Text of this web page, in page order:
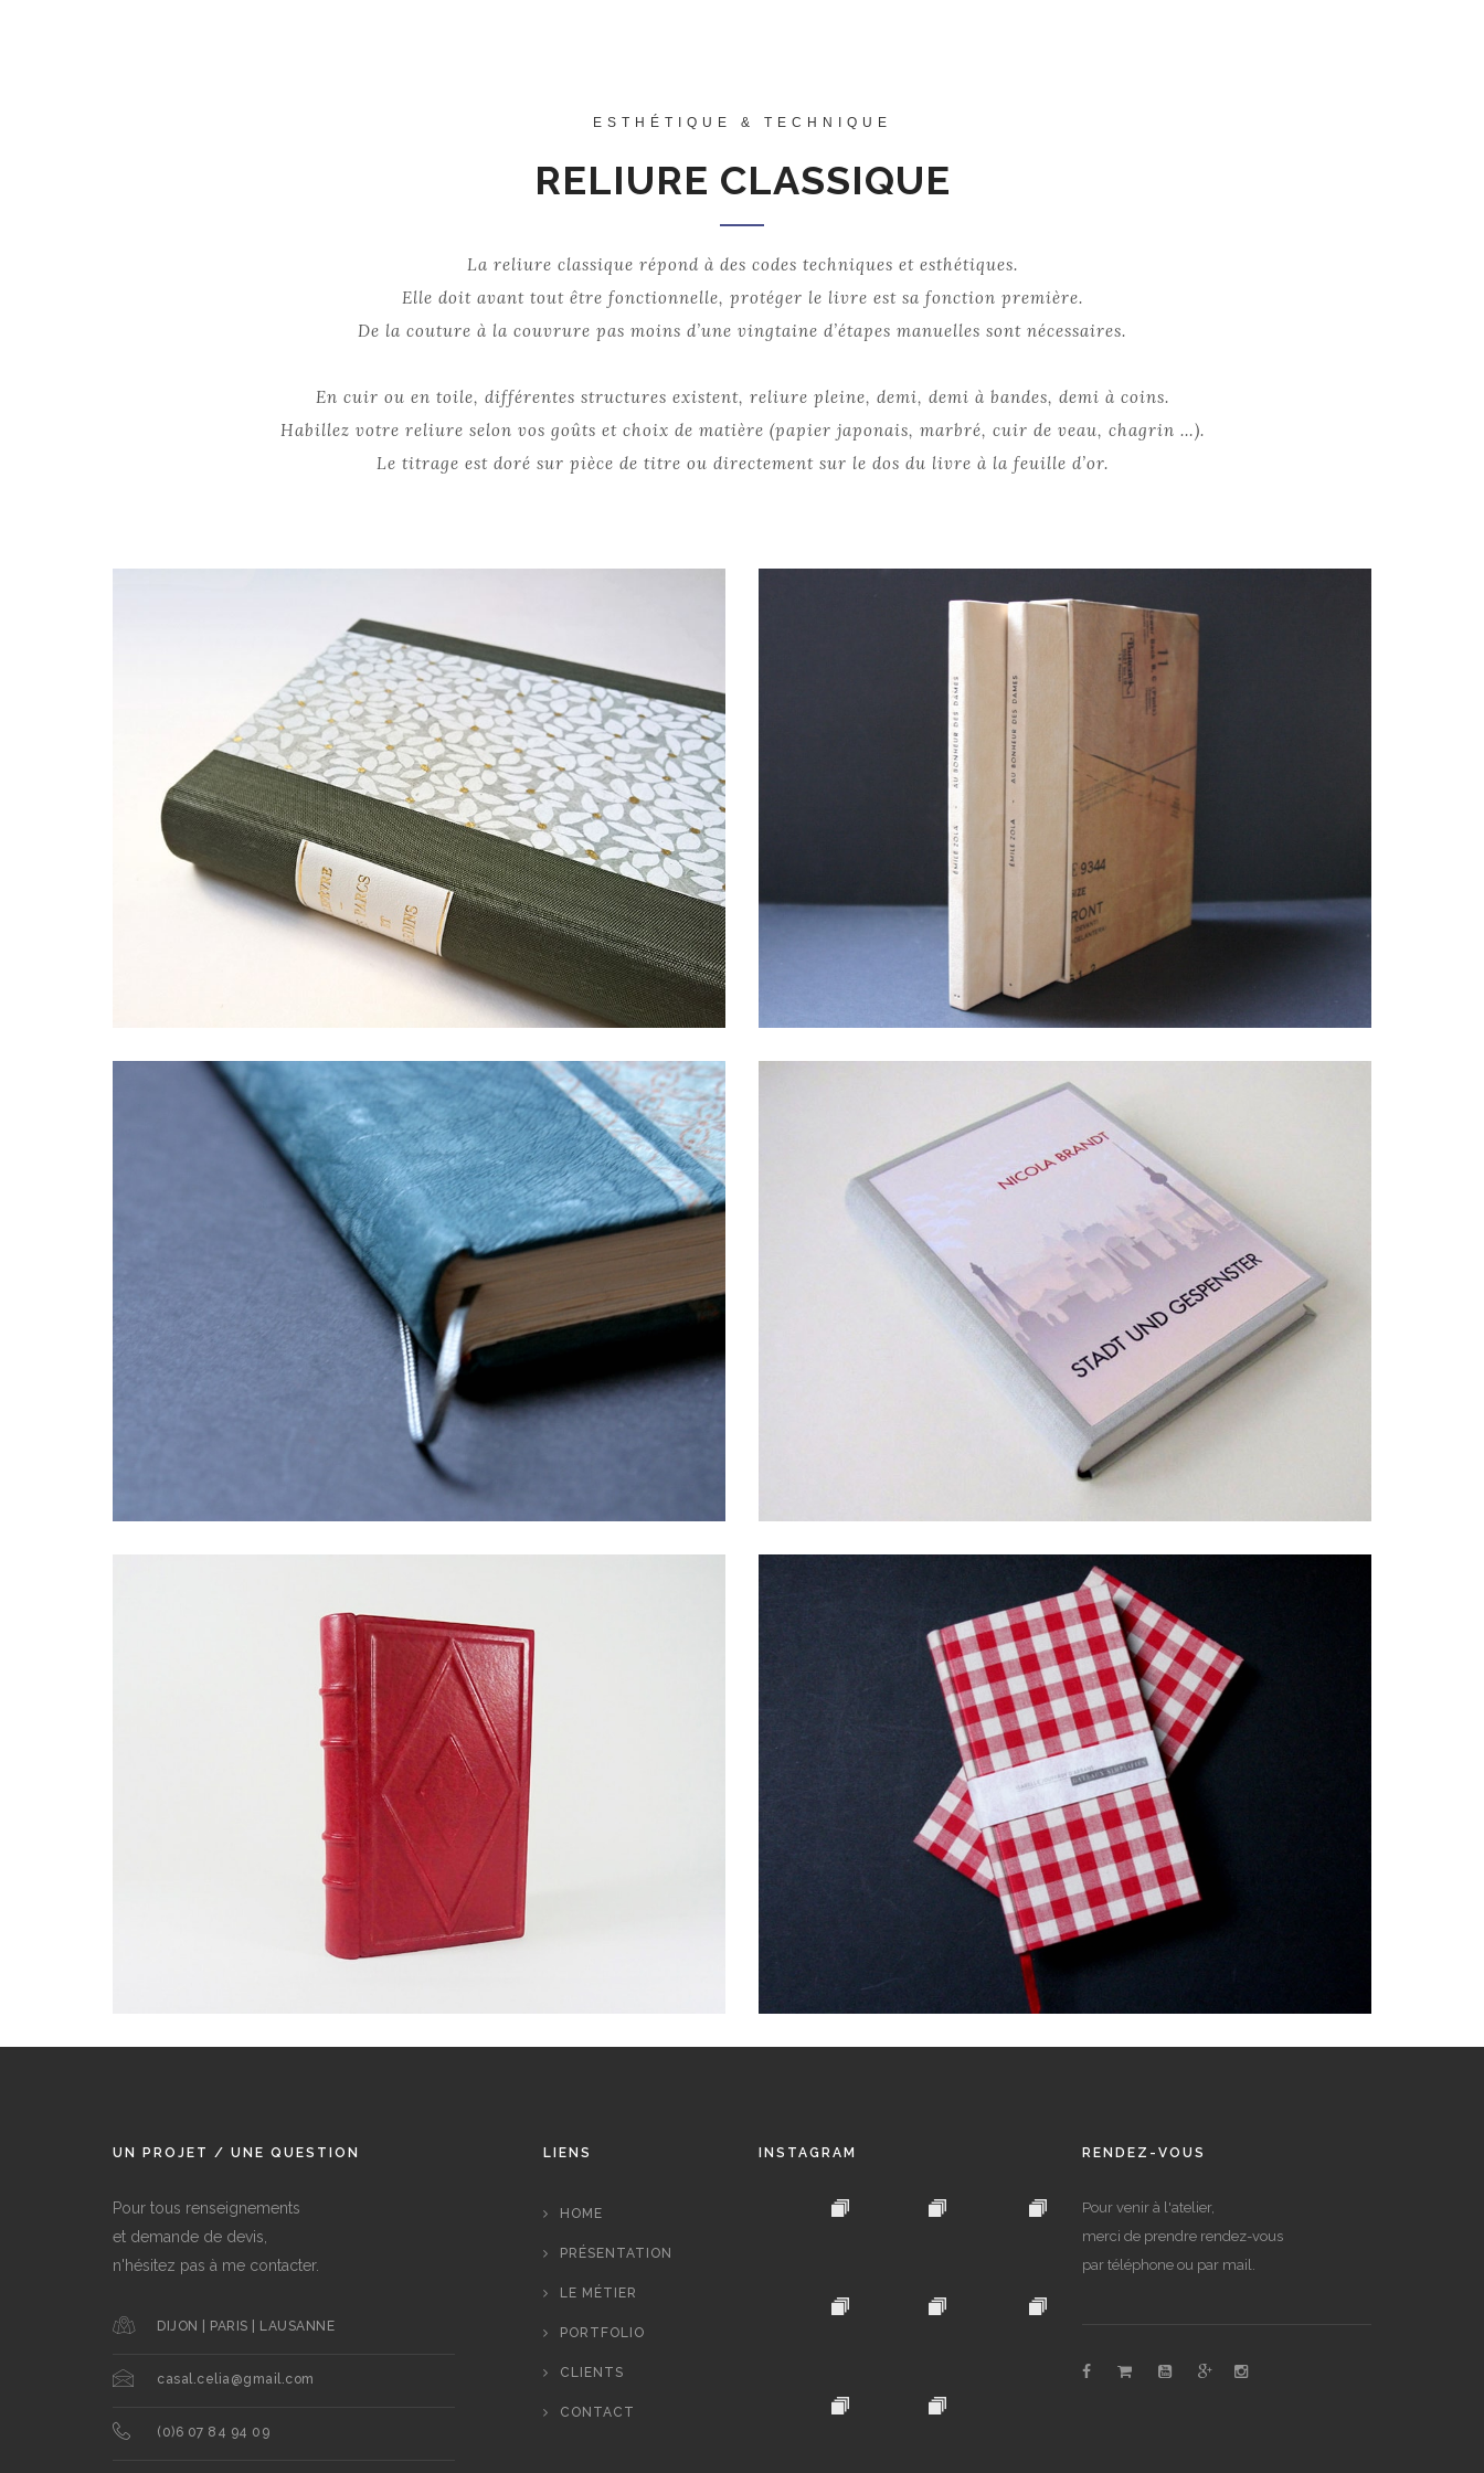
ESTHÉTIQUE & TECHNIQUE
RELIURE CLASSIQUE
La reliure classique répond à des codes techniques et esthétiques.
Elle doit avant tout être fonctionnelle, protéger le livre est sa fonction première.
De la couture à la couvrure pas moins d’une vingtaine d’étapes manuelles sont nécessaires.
En cuir ou en toile, différentes structures existent, reliure pleine, demi, demi à bandes, demi à coins.
Habillez votre reliure selon vos goûts et choix de matière (papier japonais, marbré, cuir de veau, chagrin …).
Le titrage est doré sur pièce de titre ou directement sur le dos du livre à la feuille d’or.
UN PROJET / UNE QUESTION
Pour tous renseignements
et demande de devis,
n'hésitez pas à me contacter.
DIJON | PARIS | LAUSANNE
casal.celia@gmail.com
(0)6 07 84 94 09
LIENS
HOME
PRÉSENTATION
LE MÉTIER
PORTFOLIO
CLIENTS
CONTACT
INSTAGRAM RENDEZ-VOUS
Pour venir à l'atelier,
merci de prendre rendez-vous
par téléphone ou par mail.